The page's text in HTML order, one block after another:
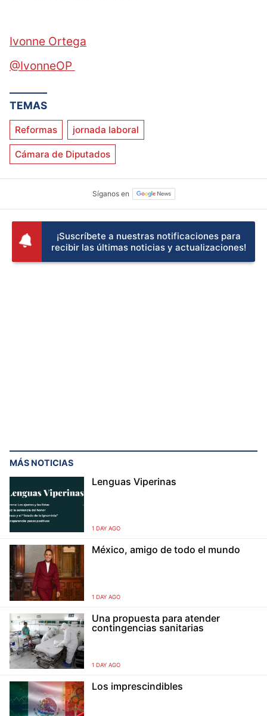
Ivonne Ortega
@IvonneOP
TEMAS
Reformas jornada laboral
Cámara de Diputados
¡Suscríbete a nuestras notificaciones para
recibir las últimas noticias y actualizaciones!
MÁS NOTICIAS
Lenguas Viperinas
1 DAY AGO
México, amigo de todo el mundo
1 DAY AGO
Una propuesta para atender
contingencias sanitarias
1 DAY AGO
Los imprescindibles